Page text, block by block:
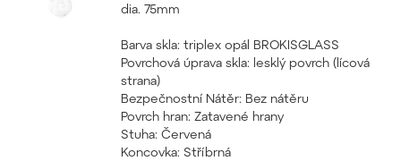
dia. 75mm
Barva skla: triplex opál BROKISGLASS
Povrchová úprava skla: lesklý povrch (lícová
strana)
Bezpečnostní Nátěr: Bez nátěru
Povrch hran: Zatavené hrany
Stuha: Červená
Koncovka: Stříbrná